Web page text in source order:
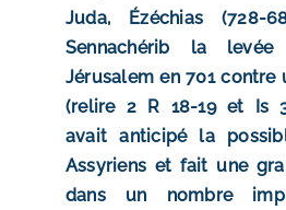
Juda, Ézéchias (728-
Sennachérib la
Jérusalem en 701 contre
(relire 2 R 18-19 et Is
avait anticipé la
Assyriens et fait une
dans un nombre